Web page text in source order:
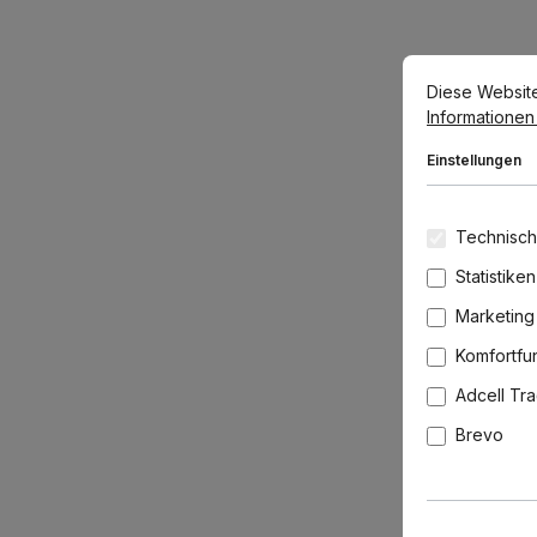
Cookie-
Diese Website
Diese
Informationen
Einstellungen
Statistiken
Marketing
Adcell
Brevo